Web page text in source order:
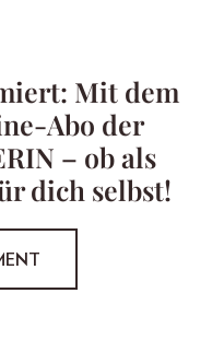
Mit dem
Abo der
– ob als
dich selbst!